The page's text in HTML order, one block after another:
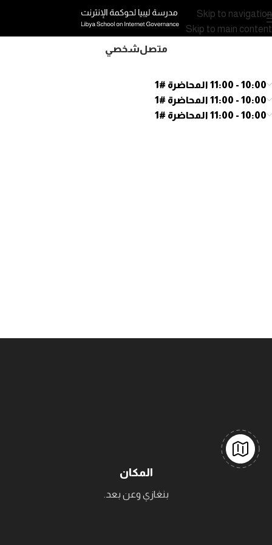
Skip to navigation
Skip to main content
متصلشخصي
10:00 - 11:00 المحاضرة #1
10:00 - 11:00 المحاضرة #1
10:00 - 11:00 المحاضرة #1
المكان
بنغازي وعن بعد.